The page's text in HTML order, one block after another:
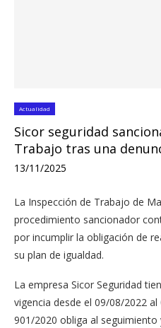
Actualidad
Sicor seguridad
Trabajo tras una
13/11/2025
La Inspección de Trabajo de
procedimiento sancionador
por incumplir la obligación de
su plan de igualdad.
La empresa Sicor Seguridad
vigencia desde el 09/08/2022
901/2020 obliga al